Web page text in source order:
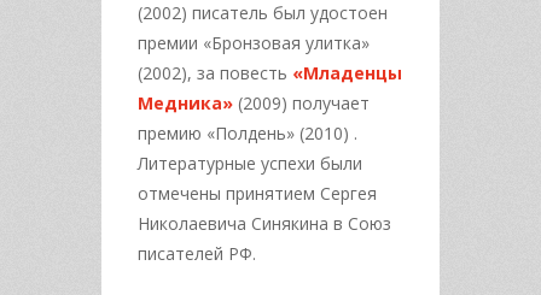
(2002) писатель был удостоен
премии «Бронзовая улитка»
(2002), за повесть «Младенцы
Медника» (2009) получает
премию «Полдень» (2010) .
Литературные успехи были
отмечены принятием Сергея
Николаевича Синякина в Союз
писателей РФ.